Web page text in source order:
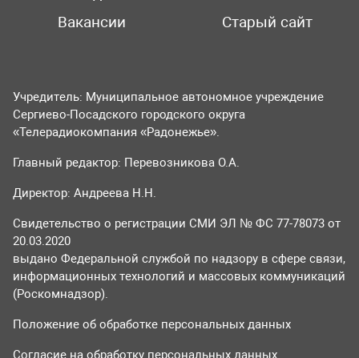
Вакансии
Старый сайт
Учредитель: Муниципальное автономное учреждение
Сергиево-Посадского городского округа
«Телерадиокомпания «Радонежье».
Главный редактор: Перевозникова О.А.
Директор: Андреева Н.Н.
Свидетельство о регистрации СМИ ЭЛ № ФС 77-78073 от
20.03.2020
выдано Федеральной службой по надзору в сфере связи,
информационных технологий и массовых коммуникаций
(Роскомнадзор).
Положение об обработке персональных данных
Согласие на обработку персональных данных